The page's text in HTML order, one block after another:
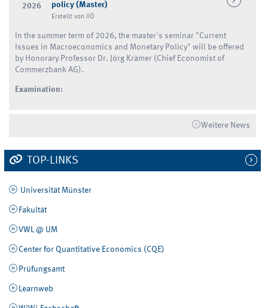
2026
policy (Master)
Erstellt von IIÖ
In the summer term of 2026, the master's seminar "Current
Issues in Macroeconomics and Monetary Policy" will be offered
by Honorary Professor Dr. Jörg Krämer (Chief Economist of
Commerzbank AG).
Examination:
Weitere News
TOP-LINKS
Universität Münster
Fakultät
VWL @ UM
Center for Quantitative Economics (CQE)
Prüfungsamt
Learnweb